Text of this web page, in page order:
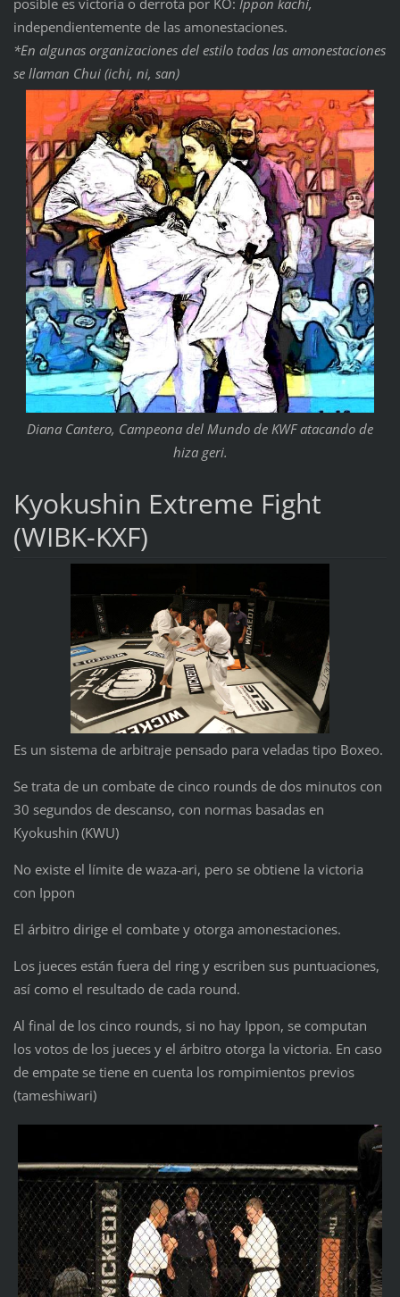
independientemente de las amonestaciones.
*En algunas organizaciones del estilo todas las amonestaciones
se llaman Chui (ichi, ni, san)
Diana Cantero, Campeona del Mundo de KWF atacando de
hiza geri.
Kyokushin Extreme Fight
(WIBK-KXF)
Es un sistema de arbitraje pensado para veladas tipo Boxeo.
Se trata de un combate de cinco rounds de dos minutos con
30 segundos de descanso, con normas basadas en
Kyokushin (KWU)
No existe el límite de waza-ari, pero se obtiene la victoria
con Ippon
El árbitro dirige el combate y otorga amonestaciones.
Los jueces están fuera del ring y escriben sus puntuaciones,
así como el resultado de cada round.
Al final de los cinco rounds, si no hay Ippon, se computan
los votos de los jueces y el árbitro otorga la victoria. En caso
de empate se tiene en cuenta los rompimientos previos
(tameshiwari)